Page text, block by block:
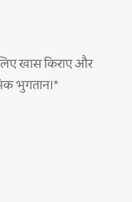
खास किराए और
भुगतान।*